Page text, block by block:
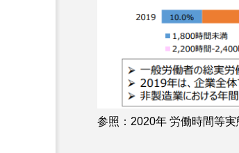
参照： 2020年 労働時間等実